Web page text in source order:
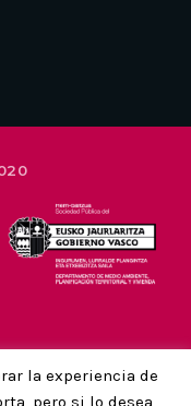
la experiencia de
pero si lo desea,